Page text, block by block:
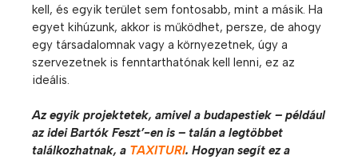
kell, és egyik terület sem fontosabb, mint a másik. Ha
egyet kihúzunk, akkor is működhet, persze, de ahogy
egy társadalomnak vagy a környezetnek, úgy a
szervezetnek is fenntarthatónak kell lenni, ez az
ideális.
Az egyik projektetek, amivel a budapestiek – például
az idei Bartók Feszt’-en is – talán a legtöbbet
találkozhatnak, a TAXITURI. Hogyan segít ez a